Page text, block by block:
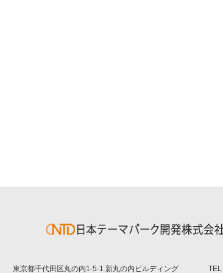
東京都千代田区丸の内1-5-1 新丸の内ビルディング TEL